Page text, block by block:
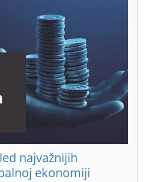
najvažnijih
ekonomiji